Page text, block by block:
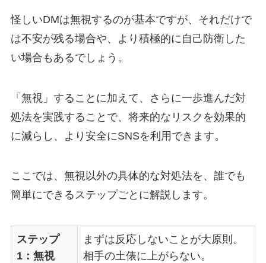
怪しいDMは無視するのが基本ですが、それだけで
は不安が残る場合や、より積極的に自己防衛した
い場合もあるでしょう。
「無視」することに加えて、さらに一歩進んだ対
処法を実践することで、将来的なリスクを効果的
に減らし、より安全にSNSを利用できます。
ここでは、無視以外の具体的な対処法を、誰でも
簡単にできるステップごとに解説します。
ステップ
1：無視
まずは反応しないことが大原則。
相手の土俵に上がらない。